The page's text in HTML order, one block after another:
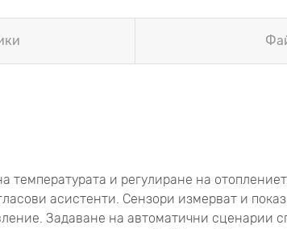
температурата и регулиране на
асистенти. Сензори измерват и
Задаване на автоматични сценарии